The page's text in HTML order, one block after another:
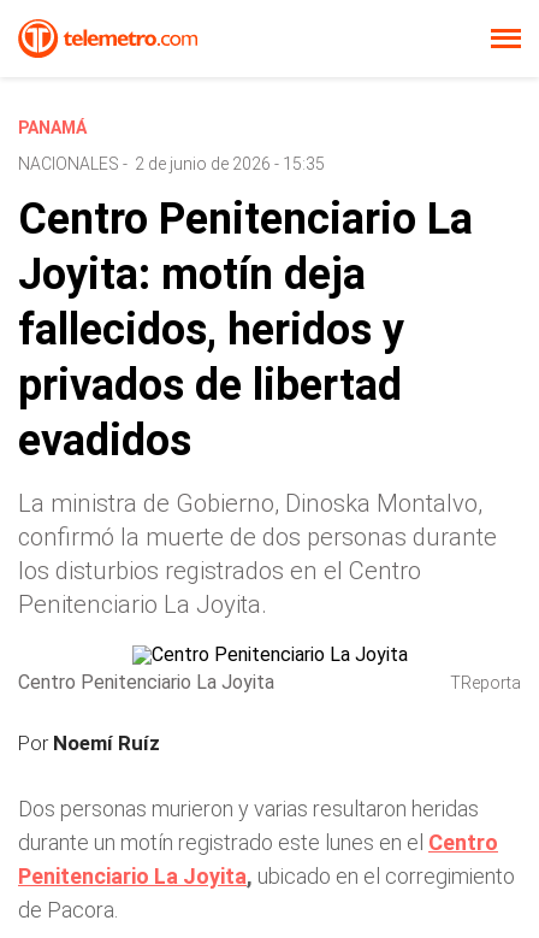
PANAMÁ
NACIONALES - 2 de junio de 2026 - 15:35
Centro Penitenciario La
Joyita: motín deja
fallecidos, heridos y
privados de libertad
evadidos
La ministra de Gobierno, Dinoska Montalvo,
confirmó la muerte de dos personas durante
los disturbios registrados en el Centro
Penitenciario La Joyita.
Centro Penitenciario La Joyita TReporta
Por Noemí Ruíz
Dos personas murieron y varias resultaron heridas
durante un motín registrado este lunes en el Centro
Penitenciario La Joyita, ubicado en el corregimiento
de Pacora.